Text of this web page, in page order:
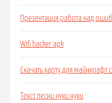
Презентация работа над
Wifi hacker apk
Скачать карту для майнкрафт
Текст песни нуки нуки